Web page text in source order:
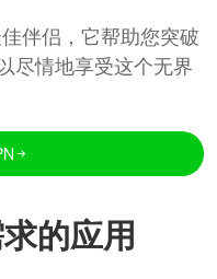
伴侣，它帮助您突破
尽情地享受这个无界
的应用